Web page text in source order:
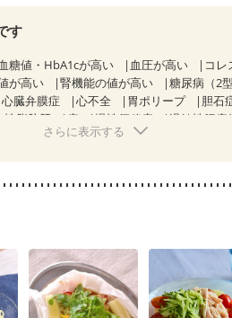
す
血糖値・HbA1cが高い 血圧が高い
コレ
が高い 腎機能の値が高い 糖尿病（2型
心臓弁膜症 心不全 胃ポリープ
胆石
性脂肪肝 痔 慢性便秘症
過敏性腸症
糖尿病性腎症（第２期）
（初期）
妊婦健診・血圧が気になる（
さらに表示する